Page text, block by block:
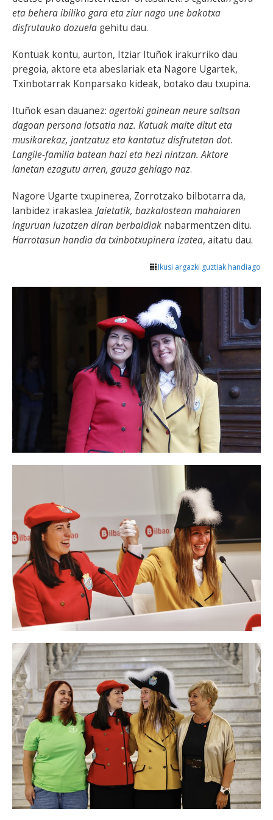
eta behera ibiliko gara eta ziur nago une bakotxa
disfrutauko dozuela gehitu dau.
Kontuak kontu, aurton, Itziar Ituñok irakurriko dau
pregoia, aktore eta abeslariak eta Nagore Ugartek,
Txinbotarrak Konparsako kideak, botako dau txupina.
Ituñok esan dauanez: agertoki gainean neure saltsan
dagoan persona lotsatia naz. Katuak maite ditut eta
musikarekaz, jantzatuz eta kantatuz disfrutetan dot.
Langile-familia batean hazi eta hezi nintzan. Aktore
lanetan ezagutu arren, gauza gehiago naz.
Nagore Ugarte txupinerea, Zorrotzako bilbotarra da,
lanbidez irakaslea. Jaietatik, bazkalostean mahaiaren
inguruan luzatzen diran berbaldiak nabarmentzen ditu.
Harrotasun handia da txinbotxupinera izatea, aitatu dau.
Ikusi argazki guztiak handiago